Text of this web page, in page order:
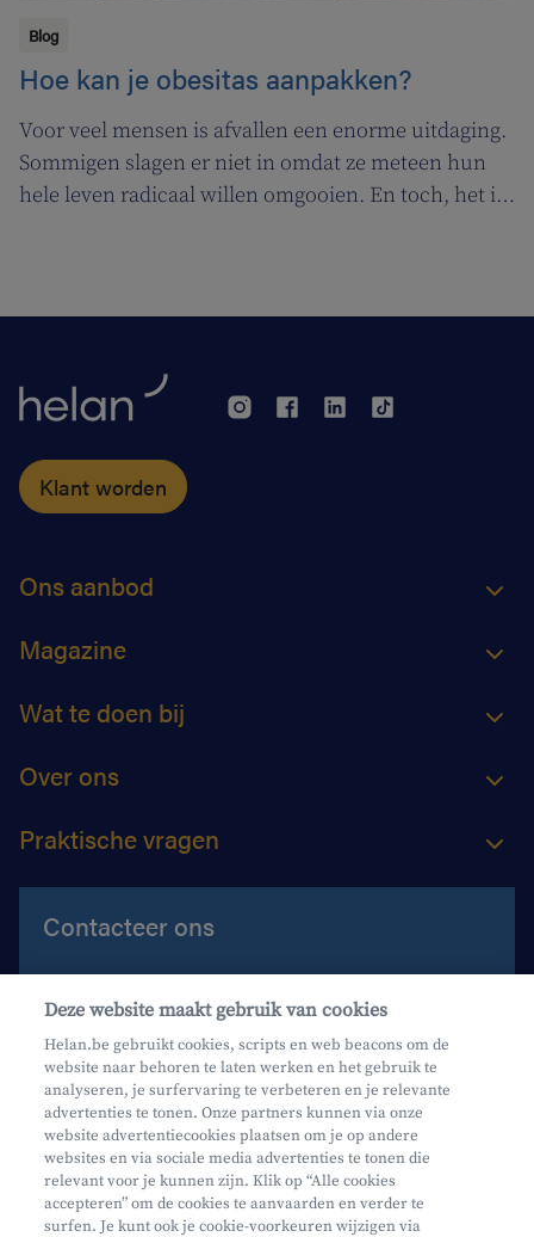
Blog
Hoe kan je obesitas aanpakken?
Voor veel mensen is afvallen een enorme uitdaging.
Sommigen slagen er niet in omdat ze meteen hun
hele leven radicaal willen omgooien. En toch, het is
Klant worden
Ons aanbod
Magazine
Wat te doen bij
Over ons
Praktische vragen
Contacteer ons
Contacteer ons
Maak een afspraak
Waar vind je ons?
Deze website maakt gebruik van cookies
Helan.be gebruikt cookies, scripts en web beacons om de
website naar behoren te laten werken en het gebruik te
analyseren, je surfervaring te verbeteren en je relevante
advertenties te tonen. Onze partners kunnen via onze
website advertentiecookies plaatsen om je op andere
websites en via sociale media advertenties te tonen die
relevant voor je kunnen zijn. Klik op “Alle cookies
accepteren” om de cookies te aanvaarden en verder te
surfen. Je kunt ook je cookie-voorkeuren wijzigen via